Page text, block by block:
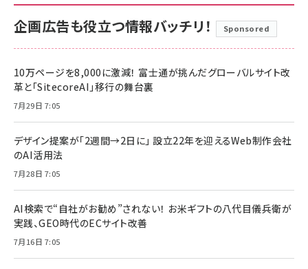
企画広告も役立つ情報バッチリ！ Sponsored
10万ページを8,000に激減！ 富士通が挑んだグローバルサイト改
革と「SitecoreAI」移行の舞台裏
7月29日 7:05
デザイン提案が「2週間→2日に」 設立22年を迎えるWeb制作会社
のAI活用法
7月28日 7:05
AI検索で“自社がお勧め”されない！ お米ギフトの八代目儀兵衛が
実践、GEO時代のECサイト改善
7月16日 7:05